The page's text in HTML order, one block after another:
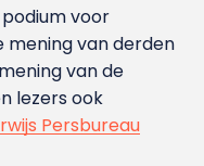
voor
mening van derden
van de
lezers ook
Persbureau